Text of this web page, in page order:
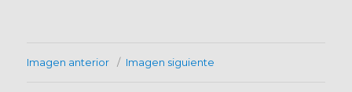
Imagen anterior Imagen siguiente